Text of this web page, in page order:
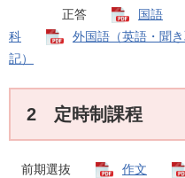
正答 国語
科
外国語（英語・聞き
記）
2 定時制課程
前期選抜 作文